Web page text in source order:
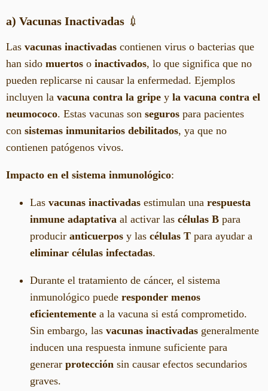
a) Vacunas Inactivadas 💉
Las vacunas inactivadas contienen virus o bacterias que
han sido muertos o inactivados, lo que significa que no
pueden replicarse ni causar la enfermedad. Ejemplos
incluyen la vacuna contra la gripe y la vacuna contra el
neumococo. Estas vacunas son seguros para pacientes
con sistemas inmunitarios debilitados, ya que no
contienen patógenos vivos.
Impacto en el sistema inmunológico:
Las vacunas inactivadas estimulan una respuesta
inmune adaptativa al activar las células B para
producir anticuerpos y las células T para ayudar a
eliminar células infectadas.
Durante el tratamiento de cáncer, el sistema
inmunológico puede responder menos
eficientemente a la vacuna si está comprometido.
Sin embargo, las vacunas inactivadas generalmente
inducen una respuesta inmune suficiente para
generar protección sin causar efectos secundarios
graves.